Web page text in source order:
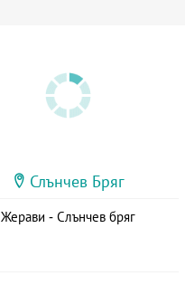
Слънчев Бряг
Жерави - Слънчев бряг